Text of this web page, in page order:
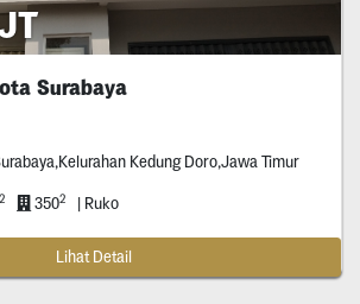
Surabaya
Kedung Doro,Jawa Timur
3502 | Ruko
Lihat Detail